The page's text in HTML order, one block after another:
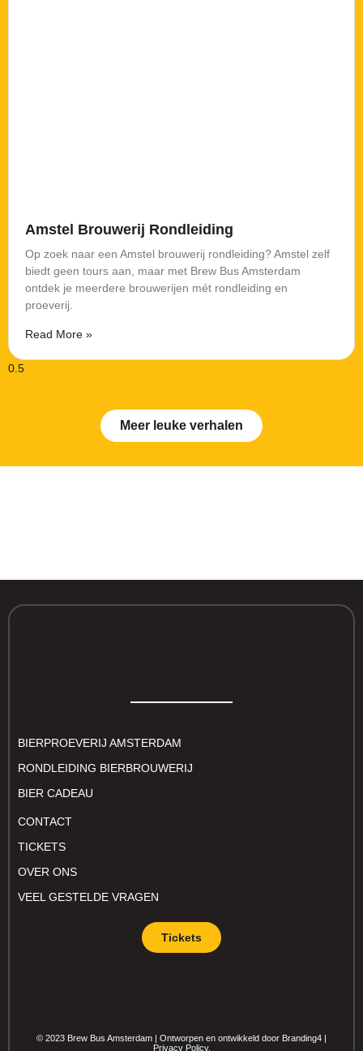
Amstel Brouwerij Rondleiding
Op zoek naar een Amstel brouwerij rondleiding? Amstel zelf
biedt geen tours aan, maar met Brew Bus Amsterdam
ontdek je meerdere brouwerijen mét rondleiding en
proeverij.
Read More »
Meer leuke verhalen
BIERPROEVERIJ AMSTERDAM
RONDLEIDING BIERBROUWERIJ
BIER CADEAU
CONTACT
TICKETS
OVER ONS
VEEL GESTELDE VRAGEN
Tickets
© 2023 Brew Bus Amsterdam | Ontworpen en ontwikkeld door Branding4 |
Privacy Policy.